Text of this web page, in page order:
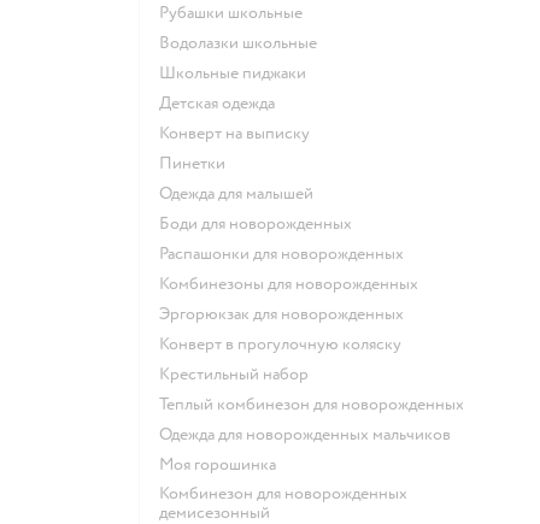
Рубашки школьные
Водолазки школьные
Школьные пиджаки
Детская одежда
Конверт на выписку
Пинетки
Одежда для малышей
Боди для новорожденных
Распашонки для новорожденных
Комбинезоны для новорожденных
Эргорюкзак для новорожденных
Конверт в прогулочную коляску
Крестильный набор
Теплый комбинезон для новорожденных
Одежда для новорожденных мальчиков
Моя горошинка
Комбинезон для новорожденных
демисезонный